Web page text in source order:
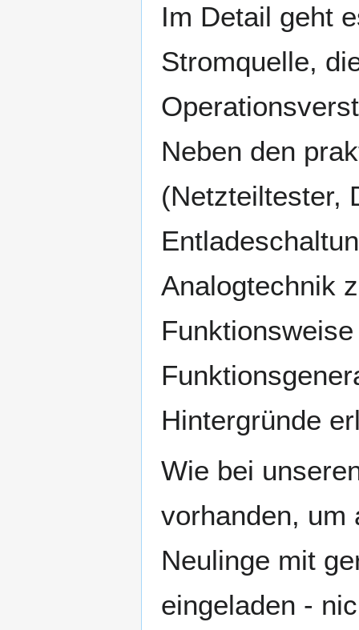
Im Detail geht
Stromquelle,
Neben den
(Netzteiltester,
Analogtechnik
Hintergründe
Wie bei
vorhanden, um
Neulinge mit
eingeladen -